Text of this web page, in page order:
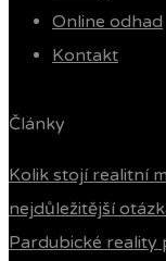
Online odhad
Kontakt
Články
Kolik stojí realitní
nejdůležitější
Pardubické reality